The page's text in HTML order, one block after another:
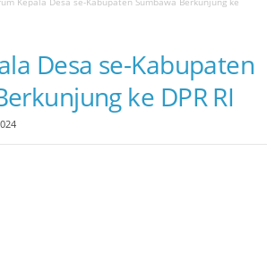
Desa se-Kabupaten
ke DPR RI